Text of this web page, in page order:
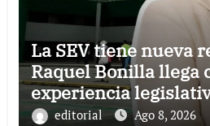
La SEV tiene nueva
Raquel Bonilla llega
experiencia
político
editorial Ago 8, 2026